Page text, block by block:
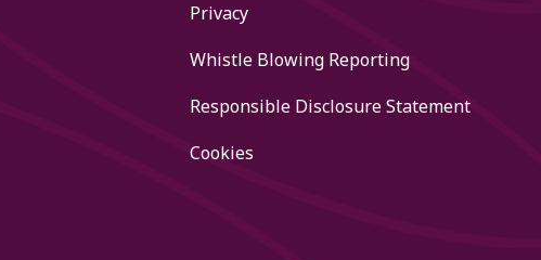
Privacy
Whistle Blowing Reporting
Responsible Disclosure Statement
Cookies